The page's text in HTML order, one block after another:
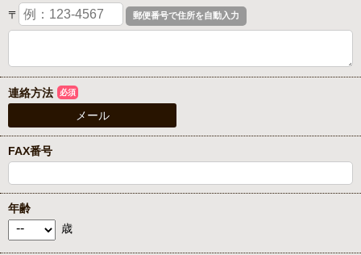
〒
連絡方法 必須
メール
FAX番号
年齢
歳